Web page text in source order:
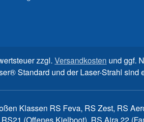
zzgl. Versandkosten und ggf.
Standard und der Laser-Strahl sind
Klassen RS Feva, RS Zest, RS